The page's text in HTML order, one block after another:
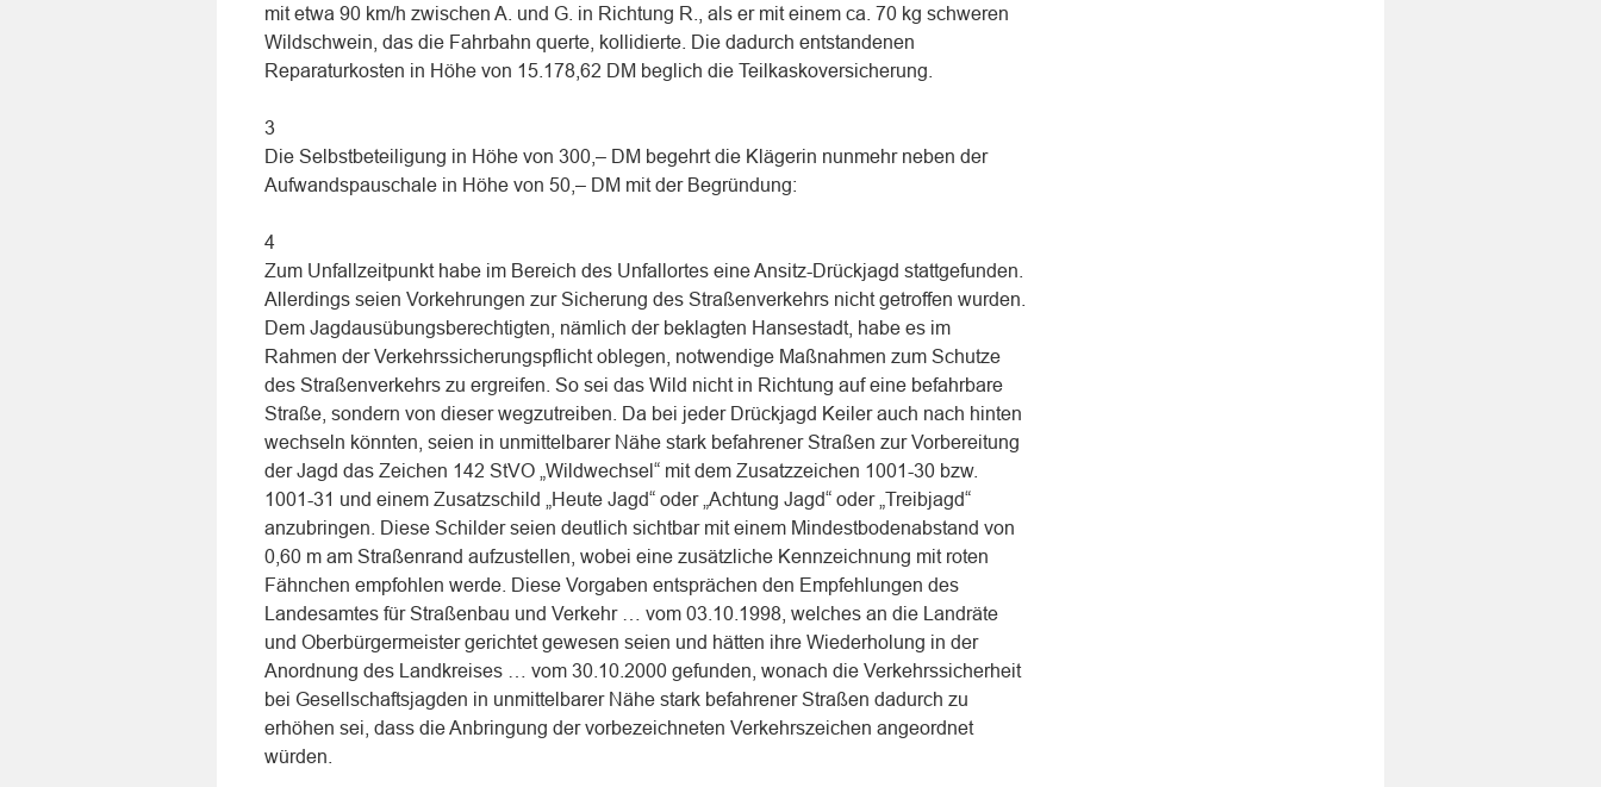
mit etwa 90 km/h zwischen A. und G. in Richtung R., als er mit einem ca. 70 kg schweren
Wildschwein, das die Fahrbahn querte, kollidierte. Die dadurch entstandenen
Reparaturkosten in Höhe von 15.178,62 DM beglich die Teilkaskoversicherung.
3
Die Selbstbeteiligung in Höhe von 300,– DM begehrt die Klägerin nunmehr neben der
Aufwandspauschale in Höhe von 50,– DM mit der Begründung:
4
Zum Unfallzeitpunkt habe im Bereich des Unfallortes eine Ansitz-Drückjagd stattgefunden.
Allerdings seien Vorkehrungen zur Sicherung des Straßenverkehrs nicht getroffen wurden.
Dem Jagdausübungsberechtigten, nämlich der beklagten Hansestadt, habe es im
Rahmen der Verkehrssicherungspflicht oblegen, notwendige Maßnahmen zum Schutze
des Straßenverkehrs zu ergreifen. So sei das Wild nicht in Richtung auf eine befahrbare
Straße, sondern von dieser wegzutreiben. Da bei jeder Drückjagd Keiler auch nach hinten
wechseln könnten, seien in unmittelbarer Nähe stark befahrener Straßen zur Vorbereitung
der Jagd das Zeichen 142 StVO „Wildwechsel“ mit dem Zusatzzeichen 1001-30 bzw.
1001-31 und einem Zusatzschild „Heute Jagd“ oder „Achtung Jagd“ oder „Treibjagd“
anzubringen. Diese Schilder seien deutlich sichtbar mit einem Mindestbodenabstand von
0,60 m am Straßenrand aufzustellen, wobei eine zusätzliche Kennzeichnung mit roten
Fähnchen empfohlen werde. Diese Vorgaben entsprächen den Empfehlungen des
Landesamtes für Straßenbau und Verkehr … vom 03.10.1998, welches an die Landräte
und Oberbürgermeister gerichtet gewesen seien und hätten ihre Wiederholung in der
Anordnung des Landkreises … vom 30.10.2000 gefunden, wonach die Verkehrssicherheit
bei Gesellschaftsjagden in unmittelbarer Nähe stark befahrener Straßen dadurch zu
erhöhen sei, dass die Anbringung der vorbezeichneten Verkehrszeichen angeordnet
würden.